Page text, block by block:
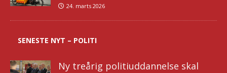
24. marts 2026
SENESTE NYT – POLITI
Ny treårig politiuddannelse skal